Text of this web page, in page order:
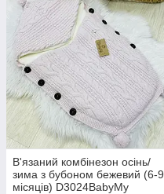
В'язаний комбінезон осінь/
зима з бубоном бежевий (6-9
місяців) D3024BabyMy